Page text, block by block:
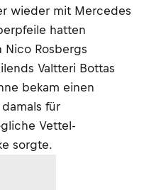
wieder mit Mercedes
hatten
Rosbergs
Valtteri Bottas
bekam einen
für
Vettel-
sorgte.